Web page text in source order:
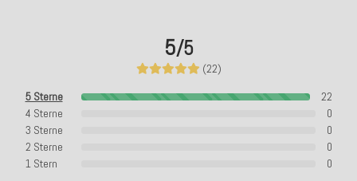
5/5
(22)
5 Sterne
22
4 Sterne
0
3 Sterne
0
2 Sterne
0
1 Stern
0